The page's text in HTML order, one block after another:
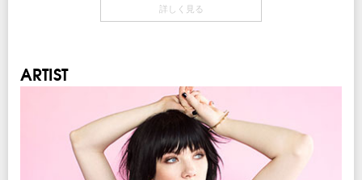
企画・制作・招聘 : クリエイティブマン
1Fスタンディング￥8,000-(税込/1Drink別) / 2F指定席￥9,000-(税込/1Drink別)
未就学児（６歳未満）のご入場はお断りさせていただきます。
キョードー西日本
TEL：092-714-0159
詳しく見る
ARTIST